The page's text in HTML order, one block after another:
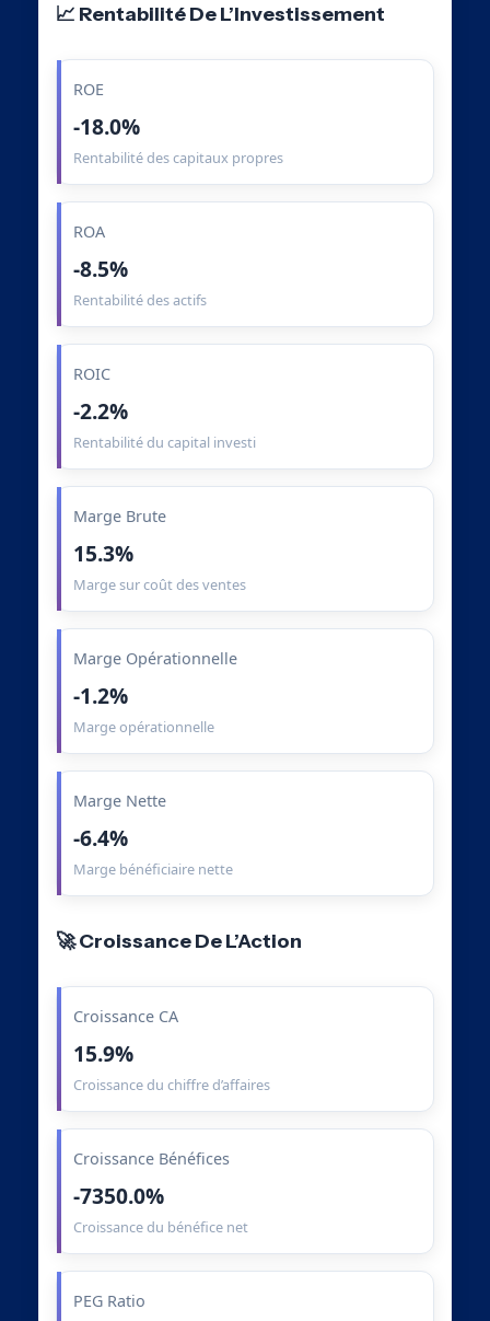
📈 Rentabilité De L’Investissement
ROE
-18.0%
Rentabilité des capitaux propres
ROA
-8.5%
Rentabilité des actifs
ROIC
-2.2%
Rentabilité du capital investi
Marge Brute
15.3%
Marge sur coût des ventes
Marge Opérationnelle
-1.2%
Marge opérationnelle
Marge Nette
-6.4%
Marge bénéficiaire nette
🚀 Croissance De L’Action
Croissance CA
15.9%
Croissance du chiffre d’affaires
Croissance Bénéfices
-7350.0%
Croissance du bénéfice net
PEG Ratio